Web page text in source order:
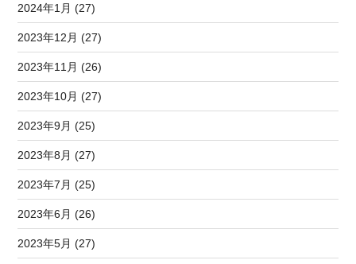
2024年1月 (27)
2023年12月 (27)
2023年11月 (26)
2023年10月 (27)
2023年9月 (25)
2023年8月 (27)
2023年7月 (25)
2023年6月 (26)
2023年5月 (27)